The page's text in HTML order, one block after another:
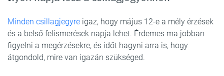
Minden csillagjegyre igaz, hogy május 12-e a mély érzések
és a belső felismerések napja lehet. Érdemes ma jobban
figyelni a megérzésekre, és időt hagyni arra is, hogy
átgondold, mire van igazán szükséged.